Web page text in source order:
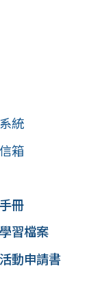
統
箱
冊
習檔案
動申請書